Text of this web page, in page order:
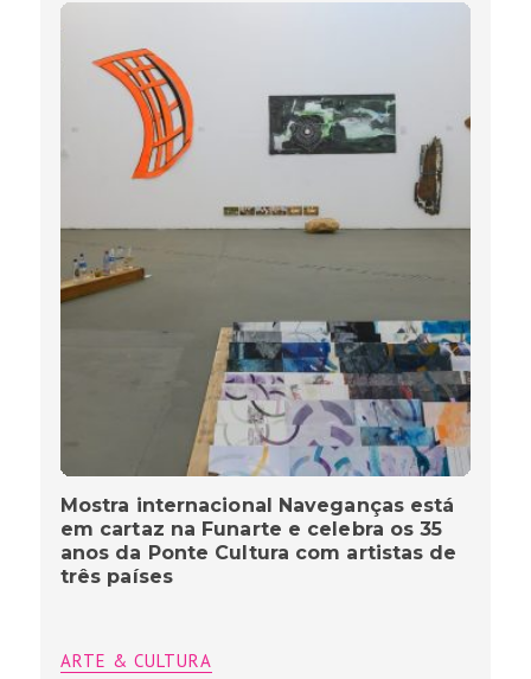
Mostra internacional Naveganças está
em cartaz na Funarte e celebra os 35
anos da Ponte Cultura com artistas de
três países
ARTE & CULTURA